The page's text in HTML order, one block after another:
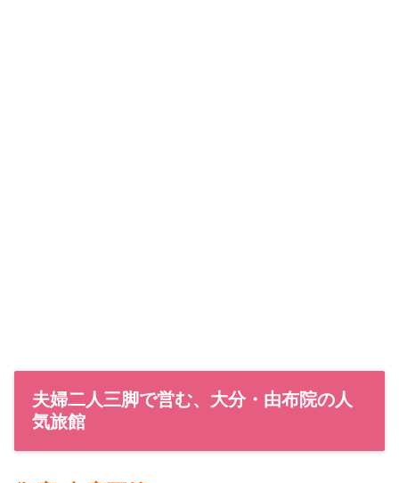
夫婦二人三脚で営む、大分・由布院の人
気旅館